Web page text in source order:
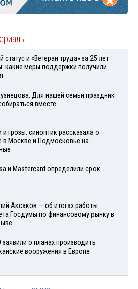
статус и «Ветеран труда» за 25 лет
какие меры поддержки получили
Для нашей семьи праздник
вместе
грозы: синоптик рассказала о
в Москве и Подмосковье на
и Mastercard определили срок
Аксаков — об итогах работы
Госдумы по финансовому рынку в
заявили о планах производить
вооружения в Европе